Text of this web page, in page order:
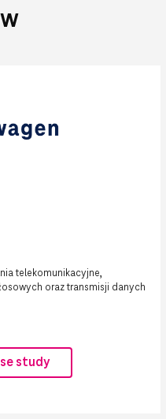
telekomunikacyjne,
oraz transmisji danych
study